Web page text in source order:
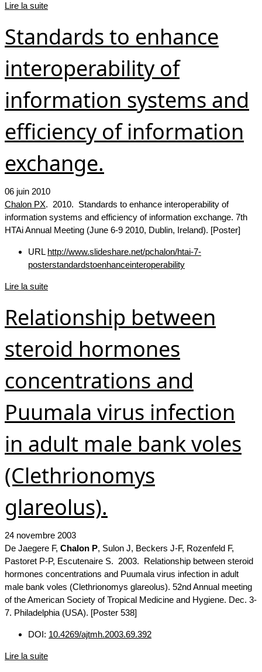
Lire la suite
Standards to enhance
interoperability of
information systems and
efficiency of information
exchange.
06 juin 2010
Chalon PX. 2010. Standards to enhance interoperability of
information systems and efficiency of information exchange. 7th
HTAi Annual Meeting (June 6-9 2010, Dublin, Ireland). [Poster]
URL http://www.slideshare.net/pchalon/htai-7-
posterstandardstoenhanceinteroperability
Lire la suite
Relationship between
steroid hormones
concentrations and
Puumala virus infection
in adult male bank voles
(Clethrionomys
glareolus).
24 novembre 2003
De Jaegere F, Chalon P, Sulon J, Beckers J-F, Rozenfeld F,
Pastoret P-P, Escutenaire S. 2003. Relationship between steroid
hormones concentrations and Puumala virus infection in adult
male bank voles (Clethrionomys glareolus). 52nd Annual meeting
of the American Society of Tropical Medicine and Hygiene. Dec. 3-
7. Philadelphia (USA). [Poster 538]
DOI: 10.4269/ajtmh.2003.69.392
Lire la suite